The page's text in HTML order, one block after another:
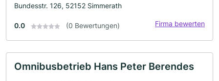
Bundesstr. 126, 52152 Simmerath
0.0 (0 Bewertungen) Firma bewerten
Omnibusbetrieb Hans Peter Berendes